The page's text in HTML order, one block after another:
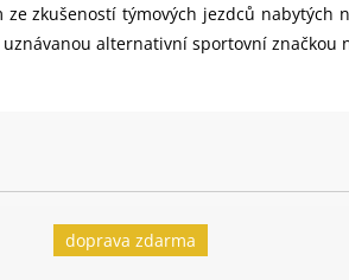
zkušeností týmových jezdců nabytých
alternativní sportovní značkou
doprava zdarma